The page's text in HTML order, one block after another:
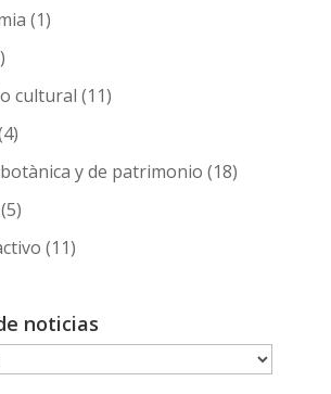
(1)
cultural (11)
y de patrimonio (18)
(5)
(11)
noticias